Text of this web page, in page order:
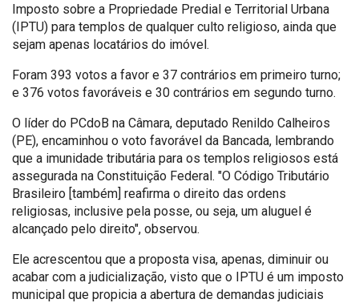
Imposto sobre a Propriedade Predial e Territorial Urbana
(IPTU) para templos de qualquer culto religioso, ainda que
sejam apenas locatários do imóvel.
Foram 393 votos a favor e 37 contrários em primeiro turno;
e 376 votos favoráveis e 30 contrários em segundo turno.
O líder do PCdoB na Câmara, deputado Renildo Calheiros
(PE), encaminhou o voto favorável da Bancada, lembrando
que a imunidade tributária para os templos religiosos está
assegurada na Constituição Federal. "O Código Tributário
Brasileiro [também] reafirma o direito das ordens
religiosas, inclusive pela posse, ou seja, um aluguel é
alcançado pelo direito", observou.
Ele acrescentou que a proposta visa, apenas, diminuir ou
acabar com a judicialização, visto que o IPTU é um imposto
municipal que propicia a abertura de demandas judiciais